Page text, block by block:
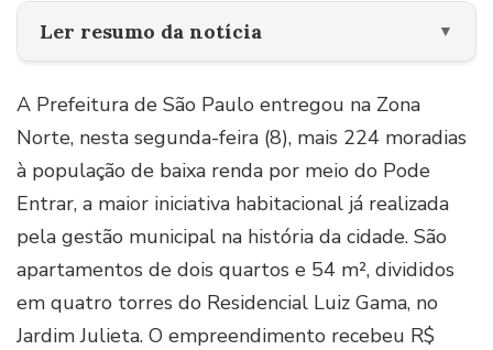
Ler resumo da notícia ▼
A Prefeitura de São Paulo entregou na Zona
Norte, nesta segunda-feira (8), mais 224 moradias
à população de baixa renda por meio do Pode
Entrar, a maior iniciativa habitacional já realizada
pela gestão municipal na história da cidade. São
apartamentos de dois quartos e 54 m², divididos
em quatro torres do Residencial Luiz Gama, no
Jardim Julieta. O empreendimento recebeu R$